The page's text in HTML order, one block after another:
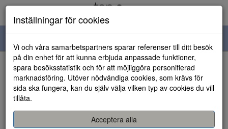
navigation
HEM
Inställningar för cookies
Vi och våra samarbetspartners sparar referenser till ditt besök
på din enhet för att kunna erbjuda anpassade funktioner,
spara besöksstatistik och för att möjliggöra personifierad
marknadsföring. Utöver nödvändiga cookies, som krävs för
sida ska fungera, kan du själv välja vilken typ av cookies du vill
tillåta.
Acceptera alla